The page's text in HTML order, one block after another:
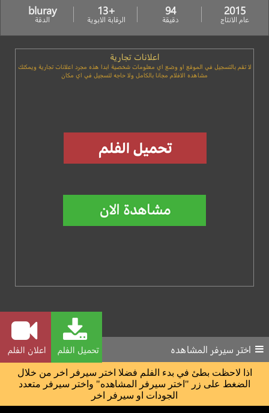
2015
عام الانتاج
94
دقيقة
+13
الرقابة الابوية
bluray
الدقة
اعلانات تجارية
لا تقم بالتسجيل في الموقع او وضع اي معلومات شخصية ابدا هذه مجرد اعلانات تجارية ويمكنك
مشاهده الافلام مجانا بالكامل ولا حاجه لتسجيل في اي مكان
تحميل الفلم اعلان الفلم اختر سيرفر المشاهده
اذا لاحظت بطئ في بدء الفلم فضلا اختر سيرفر اخر من خلال
الضغط على زر "اختر سيرفر المشاهده" واختر سيرفر متعدد
الجودات او سيرفر اخر